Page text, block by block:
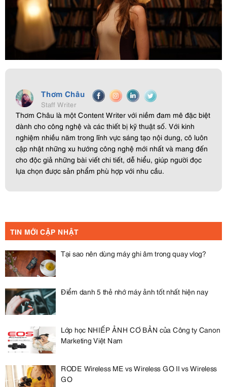
Thơm Châu
Staff Writer
Thơm Châu là một Content Writer với niềm đam mê đặc biệt
dành cho công nghệ và các thiết bị kỹ thuật số. Với kinh
nghiệm nhiều năm trong lĩnh vực sáng tạo nội dung, cô luôn
cập nhật những xu hướng công nghệ mới nhất và mang đến
cho độc giả những bài viết chi tiết, dễ hiểu, giúp người đọc
lựa chọn được sản phẩm phù hợp với nhu cầu.
TIN MỚI CẬP NHẬT
Tại sao nên dùng máy ghi âm trong quay vlog?
Điểm danh 5 thẻ nhớ máy ảnh tốt nhất hiện nay
Lớp học NHIẾP ẢNH CƠ BẢN của Công ty Canon
Marketing Việt Nam
RODE Wireless ME vs Wireless GO II vs Wireless
GO